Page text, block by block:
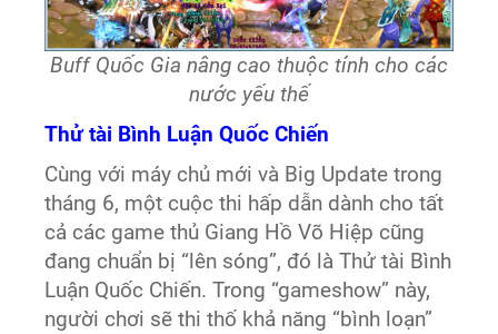
Buff Quốc Gia nâng cao thuộc tính cho các
nước yếu thế
Thử tài Bình Luận Quốc Chiến
Cùng với máy chủ mới và Big Update trong
tháng 6, một cuộc thi hấp dẫn dành cho tất
cả các game thủ Giang Hồ Võ Hiệp cũng
đang chuẩn bị “lên sóng”, đó là Thử tài Bình
Luận Quốc Chiến. Trong “gameshow” này,
người chơi sẽ thi thố khả năng “bình loạn”